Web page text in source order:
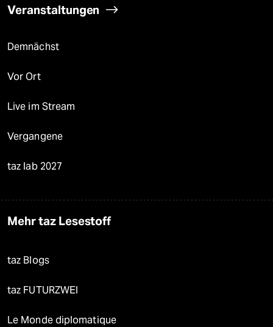
Veranstaltungen
Demnächst
Vor Ort
Live im Stream
Vergangene
taz lab 2027
Mehr taz Lesestoff
taz Blogs
taz FUTURZWEI
Le Monde diplomatique